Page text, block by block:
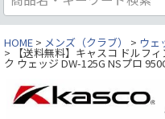
HOME メンズ（クラブ） ウェ
【送料無料】キャスコ ドルフ
ク ウェッジ DW-125G NSプロ